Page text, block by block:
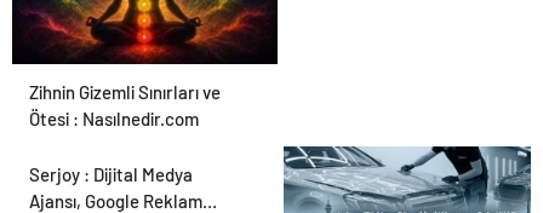
Zihnin Gizemli Sınırları ve
Ötesi : Nasılnedir.com
Serjoy : Dijital Medya
Ajansı, Google Reklam